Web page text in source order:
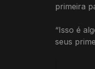
primeira
“Isso é
seus